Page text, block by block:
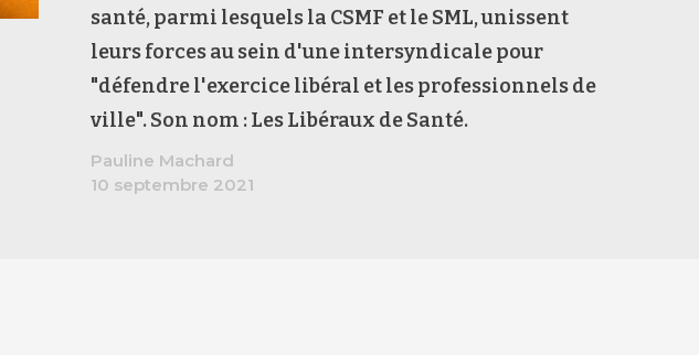
santé, parmi lesquels la CSMF et le SML, unissent
leurs forces au sein d'une intersyndicale pour
"défendre l'exercice libéral et les professionnels de
ville". Son nom : Les Libéraux de Santé.
Pauline Machard
10 septembre 2021